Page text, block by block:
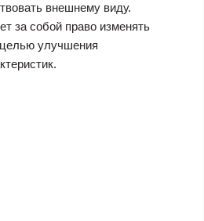
внешнему виду.
за собой право изменять
улучшения